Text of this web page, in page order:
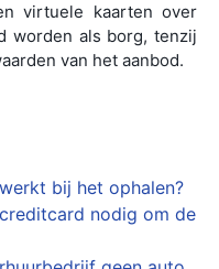
virtuele kaarten over
worden als borg, tenzij
van het aanbod.
bij het ophalen?
nodig om de